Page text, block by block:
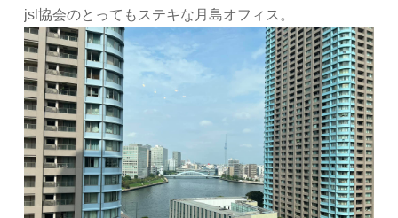
jsl協会のとってもステキな月島オフィス。